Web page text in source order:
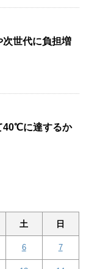
次世代に負担増
40℃に達するか
土 日
6 7